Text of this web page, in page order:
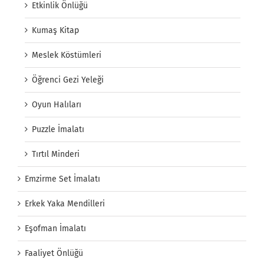
Etkinlik Önlüğü
Kumaş Kitap
Meslek Köstümleri
Öğrenci Gezi Yeleği
Oyun Halıları
Puzzle İmalatı
Tırtıl Minderi
Emzirme Set İmalatı
Erkek Yaka Mendilleri
Eşofman İmalatı
Faaliyet Önlüğü